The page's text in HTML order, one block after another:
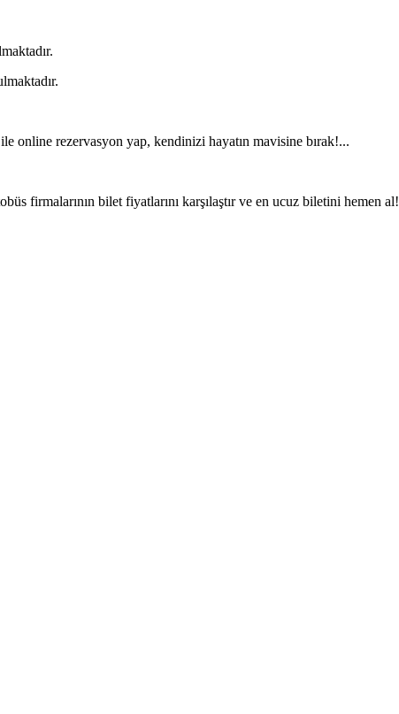
online rezervasyon yap, kendinizi hayatın mavisine bırak!...
firmalarının bilet fiyatlarını karşılaştır ve en ucuz biletini hemen al!